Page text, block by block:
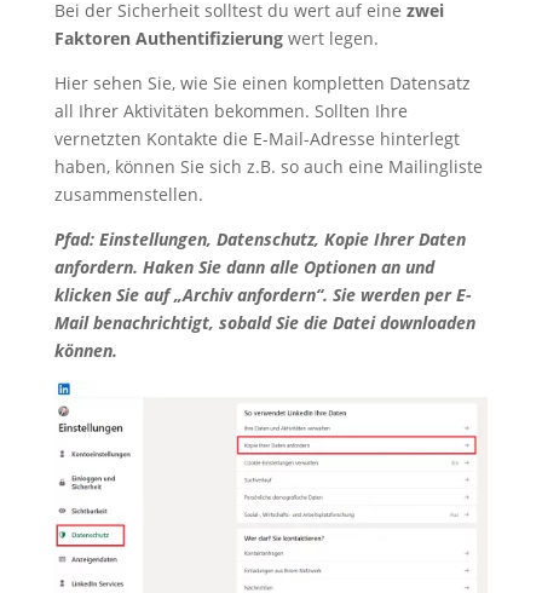
Bei der Sicherheit solltest du wert auf eine zwei
Faktoren Authentifizierungwert legen.
Hier sehen Sie, wie Sie einen kompletten Datensatz
all Ihrer Aktivitäten bekommen. Sollten Ihre
vernetzten Kontakte die E-Mail-Adresse hinterlegt
haben, können Sie sich z.B. so auch eine Mailingliste
zusammenstellen.
Pfad: Einstellungen, Datenschutz, Kopie Ihrer Daten
anfordern. Haken Sie dann alle Optionen an und
klicken Sie auf „Archiv anfordern“. Sie werden per E-
Mail benachrichtigt, sobald Sie die Datei downloaden
können.